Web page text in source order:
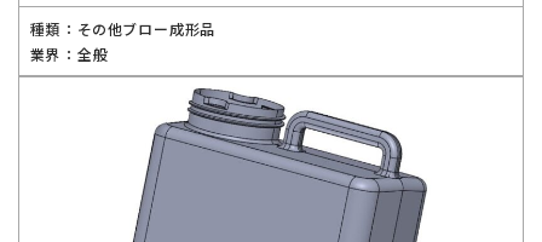
種類 ： その他ブロー成形品
業界 ： 全般